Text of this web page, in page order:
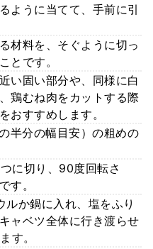
ように当てて、手前に引
材料を、そぐように切っ
とです。
い固い部分や、同様に白
鶏むね肉をカットする際
おすすめします。
半分の幅目安）の粗めの
に切り、90度回転さ
す。
ルか鍋に入れ、塩をふり
ャベツ全体に行き渡らせ
す。